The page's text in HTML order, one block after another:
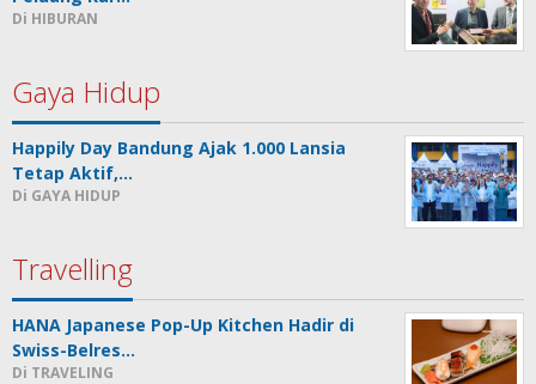
Di HIBURAN
Gaya Hidup
Happily Day Bandung Ajak 1.000 Lansia
Tetap Aktif,…
Di GAYA HIDUP
Travelling
HANA Japanese Pop-Up Kitchen Hadir di
Swiss-Belres…
Di TRAVELING